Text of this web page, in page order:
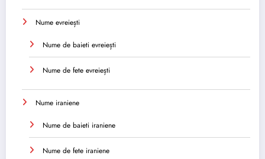
Nume evreiești
Nume de baieti evreiești
Nume de fete evreiești
Nume iraniene
Nume de baieti iraniene
Nume de fete iraniene